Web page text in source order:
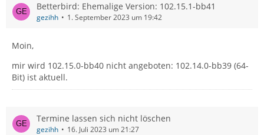
Betterbird: Ehemalige Version: 102.15.1-bb41
gezihh 1. September 2023 um 19:42
Moin,
mir wird 102.15.0-bb40 nicht angeboten: 102.14.0-bb39 (64-
Bit) ist aktuell.
Termine lassen sich nicht löschen
gezihh 16. Juli 2023 um 21:27